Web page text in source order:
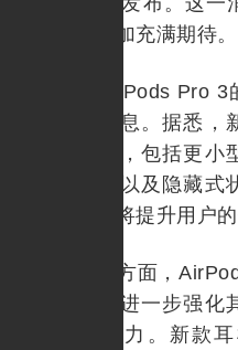
来的新品更加充满期待。
关于AirPods Pro 3
不少爆料信息。据悉
来显著改进，包括更
的充电盒，以及隐藏
的改变无疑将提升用户
在硬件方面，
芯片，这将进一步强
提升续航能力。新款